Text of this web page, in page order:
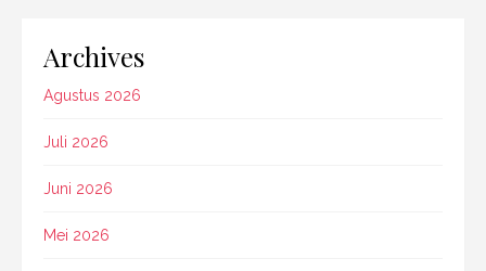
Archives
Agustus 2026
Juli 2026
Juni 2026
Mei 2026